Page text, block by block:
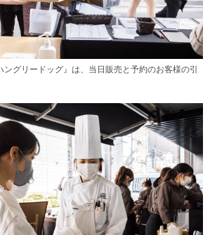
グリードッグ』は、当日販売と予約のお客様の引